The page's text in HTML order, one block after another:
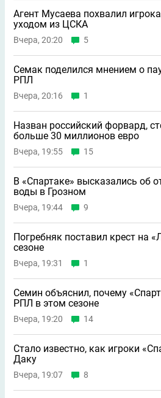
Агент Мусаева похвалил
уходом из ЦСКА
Вчера, 20:20 5
Семак поделился мнением о
РПЛ
Вчера, 20:16 1
Назван российский форвард,
больше 30 миллионов евро
Вчера, 19:55 15
В «Спартаке» высказались об
воды в Грозном
Вчера, 19:44 9
Погребняк поставил крест на
сезоне
Вчера, 19:31 1
Семин объяснил, почему
РПЛ в этом сезоне
Вчера, 19:20 14
Стало известно, как игроки
Даку
Вчера, 19:07 8